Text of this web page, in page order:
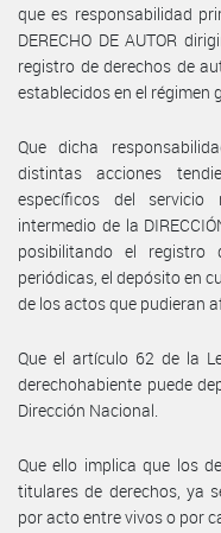
que es responsabilidad
DERECHO DE AUTOR
registro de derechos de
establecidos en el régimen
Que dicha
distintas acciones
específicos del
intermedio de la
posibilitando el registro
periódicas, el depósito en
de los actos que pudieran
Que el artículo 62 de la
derechohabiente puede
Dirección Nacional.
Que ello implica que los
titulares de derechos, ya
por acto entre vivos o por